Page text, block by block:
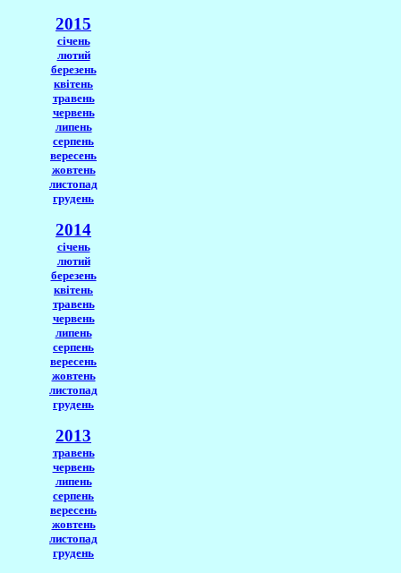
2015
січень
лютий
березень
квітень
травень
червень
липень
серпень
вересень
жовтень
листопад
грудень
2014
січень
лютий
березень
квітень
травень
червень
липень
серпень
вересень
жовтень
листопад
грудень
2013
травень
червень
липень
серпень
вересень
жовтень
листопад
грудень